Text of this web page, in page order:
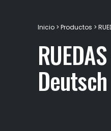
Inicio > Productos >
Deutsch